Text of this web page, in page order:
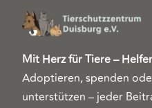
Mit Herz für Tiere –
Adoptieren, spenden
unterstützen – jeder